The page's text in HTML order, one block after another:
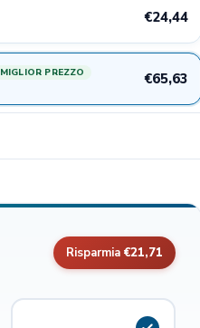
€24,44
MIGLIOR PREZZO €65,63
Risparmia €21,71